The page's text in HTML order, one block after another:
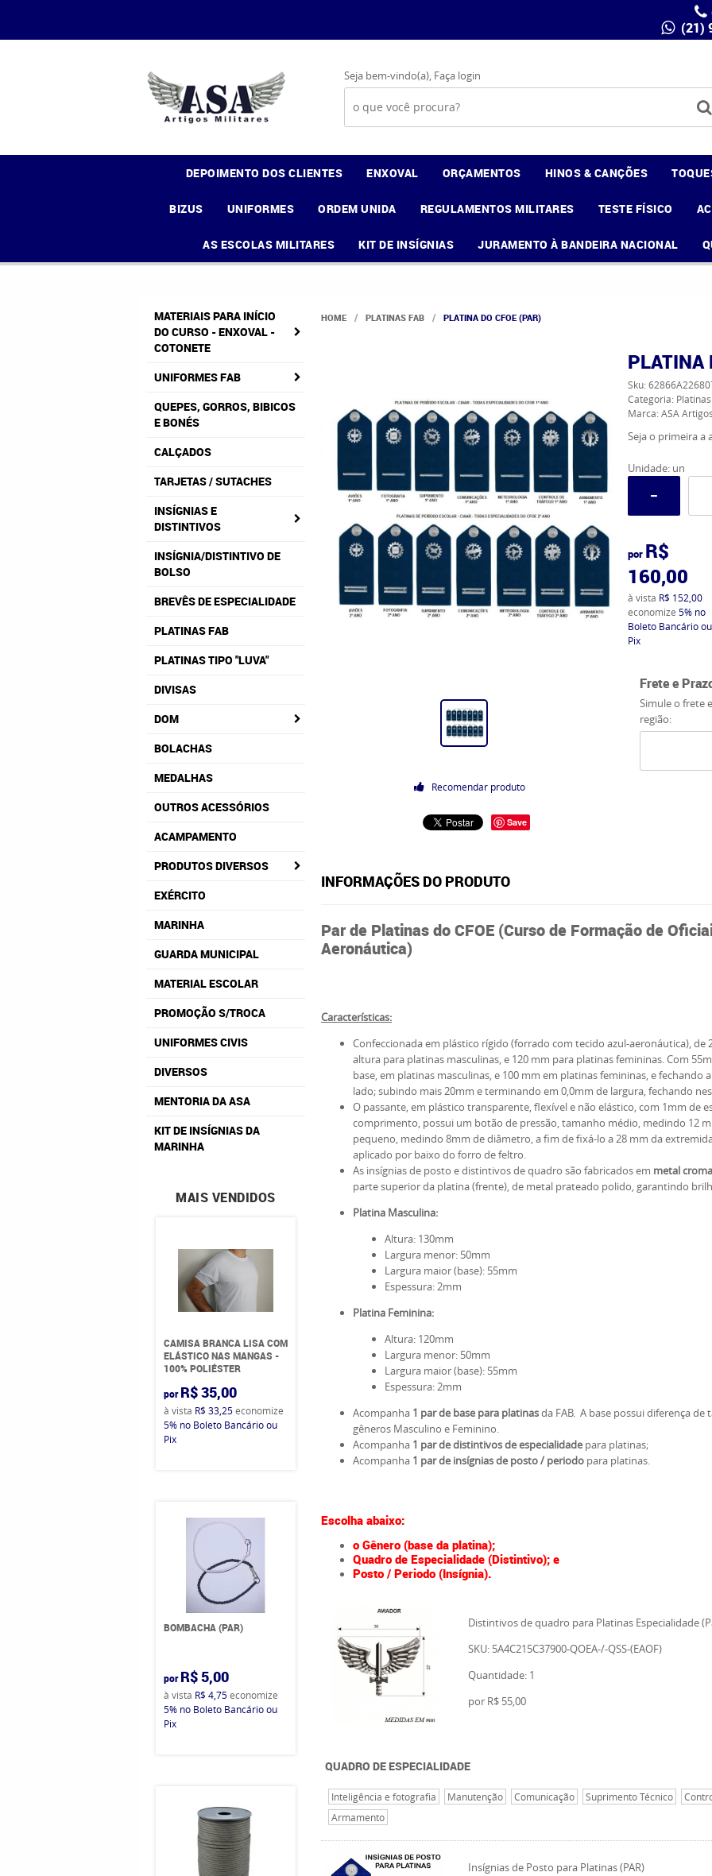
(21)
Seja bem-vindo(a), Faça login
DEPOIMENTO DOS CLIENTES ENXOVAL ORÇAMENTOS HINOS & CANÇÕES
BIZUS UNIFORMES ORDEM UNIDA REGULAMENTOS MILITARES TESTE FÍSICO
AS ESCOLAS MILITARES KIT DE INSÍGNIAS JURAMENTO À BANDEIRA NACIONAL
MATERIAIS PARA INÍCIO
DO CURSO - ENXOVAL -
COTONETE
UNIFORMES FAB
QUEPES, GORROS, BIBICOS
E BONÉS
CALÇADOS
TARJETAS / SUTACHES
INSÍGNIAS E
DISTINTIVOS
INSÍGNIA/DISTINTIVO DE
BOLSO
BREVÊS DE ESPECIALIDADE
PLATINAS FAB
PLATINAS TIPO "LUVA"
DIVISAS
DOM
BOLACHAS
MEDALHAS
OUTROS ACESSÓRIOS
ACAMPAMENTO
PRODUTOS DIVERSOS
EXÉRCITO
MARINHA
GUARDA MUNICIPAL
MATERIAL ESCOLAR
PROMOÇÃO S/TROCA
UNIFORMES CIVIS
DIVERSOS
MENTORIA DA ASA
KIT DE INSÍGNIAS DA
MARINHA
MAIS VENDIDOS
CAMISA BRANCA LISA COM
ELÁSTICO NAS MANGAS -
100% POLIÉSTER
por R$ 35,00
à vista R$ 33,25economize
5% no Boleto Bancário ou
Pix
BOMBACHA (PAR)
por R$ 5,00
à vista R$ 4,75economize
5% no Boleto Bancário ou
Pix
HOME PLATINAS FAB PLATINA DO CFOE (PAR)
Recomendar produto
Save
PLATINA
Sku:
Categoria:
Marca:ASA
Seja o primeira a
Unidade: un
por R$
160,00
à vista R$ 152,00
economize 5% no
Boleto Bancário ou
Pix
Frete e
Simule o frete
região:
INFORMAÇÕES DO PRODUTO
Par de Platinas do CFOE (Curso de Formação de
Aeronáutica)
Características:
Confeccionada em plástico rígido (forrado com tecido azul-aeronáutica), de
altura para platinas masculinas, e 120 mm para platinas femininas. Com
base, em platinas masculinas, e 100 mm em platinas femininas, e fechando
lado; subindo mais 20mm e terminando em 0,0mm de largura, fechando
O passante, em plástico transparente, flexível e não elástico, com 1mm de
comprimento, possui um botão de pressão, tamanho médio, medindo 12
pequeno, medindo 8mm de diâmetro, a fim de fixá-lo a 28 mm da
aplicado por baixo do forro de feltro.
As insígnias de posto e distintivos de quadro são fabricados em metal
parte superior da platina (frente), de metal prateado polido, garantindo
Platina Masculina:
Altura: 130mm
Largura menor: 50mm
Largura maior (base): 55mm
Espessura: 2mm
Platina Feminina:
Altura: 120mm
Largura menor: 50mm
Largura maior (base): 55mm
Espessura: 2mm
Acompanha 1 par de base para platinasda FAB. A base possui diferença
gêneros Masculino e Feminino.
Acompanha 1 par de distintivos de especialidade para platinas;
Acompanha 1 par de insígnias de posto / periodo para platinas.
Escolha abaixo:
o Gênero (base da platina);
Quadro de Especialidade (Distintivo); e
Posto / Periodo (Insígnia).
Distintivos de quadro para Platinas Especialidade
SKU: 5A4C215C37900-QOEA-/-QSS-(EAOF)
Quantidade: 1
por R$ 55,00
QUADRO DE ESPECIALIDADE
Inteligência e fotografia Manutenção Comunicação Suprimento Técnico
Armamento
Insígnias de Posto para Platinas (PAR)